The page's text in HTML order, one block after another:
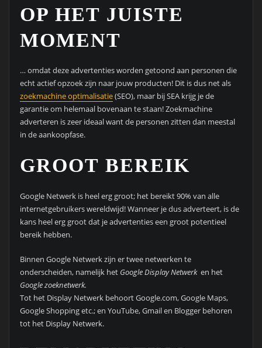
OP HET JUISTE
MOMENT
… omdat deze advertenties worden getoond aan personen die
echt actief opzoek zijn naar jouw producten! Dit is dus net als
zoekmachine optimalisatie(SEO), maar bij SEA krijg je de
garantie om helemaal bovenaan te staan! Zoekmachine
adverteren is zeer ideaal want de personen zitten dan meestal
in de aankoopfase.
GROOT BEREIK
Google Netwerk is heel erg groot; het bereikt 90% van alle
internetgebruikers wereldwijd! Wanneer je dus adverteert, is de
kans heel erg groot dat je advertenties een groot potentieel
bereik hebben.
Binnen Google Netwerk zijn er twee netwerken te
onderscheiden, namelijk het Google DisplayNetwerken het
Google zoeknetwerk.
Tot het Display Netwerk behoort Google.com, Google Maps,
Google Shopping etc.; en YouTube, Gmail en Blogger behoren
tot het Display Netwerk.